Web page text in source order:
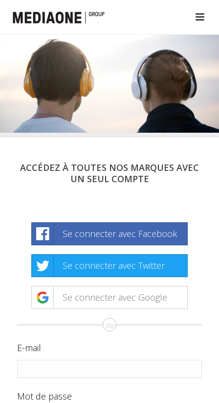
ACCÉDEZ À TOUTES NOS MARQUES AVEC
UN SEUL COMPTE
Se connecter avec Facebook
Se connecter avec Twitter
Se connecter avec Google
ou
E-mail
Mot de passe